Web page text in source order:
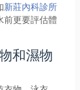
新莊內科診所
前更要評估體
和濕物